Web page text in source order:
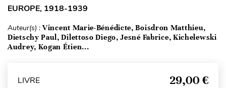
EUROPE, 1918-1939
Auteur(s) : Vincent Marie-Bénédicte, Boisdron Matthieu,
Dietschy Paul, Dilettoso Diego, Jesné Fabrice, Kichelewski
Audrey, Kogan Étien...
LIVRE 29,00 €